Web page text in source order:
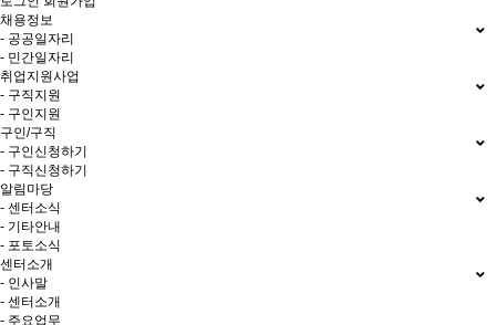
채용정보
- 공공일자리
- 민간일자리
취업지원사업
- 구직지원
- 구인지원
구인/구직
- 구인신청하기
- 구직신청하기
알림마당
- 센터소식
- 기타안내
- 포토소식
센터소개
- 인사말
- 센터소개
- 주요업무